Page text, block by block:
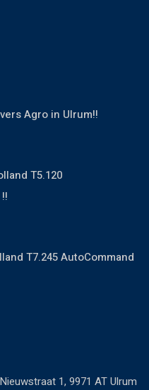
Agro in Ulrum!!
T5.120
T7.245 AutoCommand
1, 9971 AT Ulrum